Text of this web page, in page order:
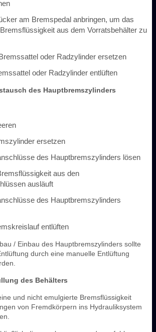
am Bremspedal anbringen, um das
aus dem Vorratsbehälter zu
oder Radzylinder ersetzen
oder Radzylinder entlüften
des Hauptbremszylinders
ersetzen
des Hauptbremszylinders lösen
aus den
ausläuft
des Hauptbremszylinders
entlüften
/ Einbau des Hauptbremszylinders sollte
durch eine manuelle Entlüftung
des Behälters
und nicht emulgierte Bremsflüssigkeit
von Fremdkörpern ins Hydrauliksystem